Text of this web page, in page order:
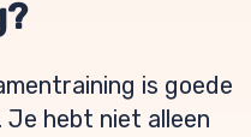
is goede
Je hebt niet alleen